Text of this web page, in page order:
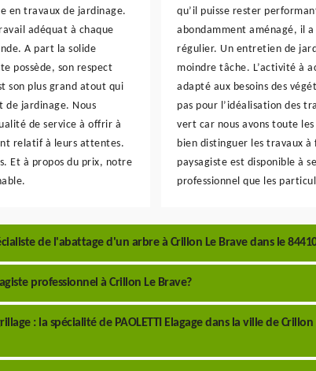
en travaux de jardinage.
adéquat à chaque
A part la solide
possède, son respect
son plus grand atout qui
de jardinage. Nous
de service à offrir à
relatif à leurs attentes.
Et à propos du prix, notre
qu’il puisse rester
abondamment aménagé, il
régulier. Un entretien de
moindre tâche. L’activité à
adapté aux besoins des
pas pour l’idéalisation des
vert car nous avons toute
bien distinguer les travaux
paysagiste est disponible à
professionnel que les
de l'abattage d'un arbre à Crillon Le Brave dans le
professionnel à Crillon Le Brave?
: la spécialité de PAOLETTI Elagage dans la ville de Crillon